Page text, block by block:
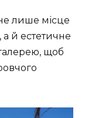
лише місце
й естетичне
щоб